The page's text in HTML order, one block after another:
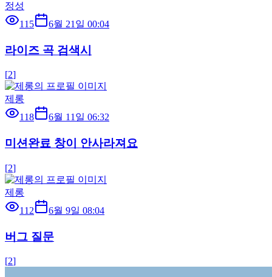
정성
115
6월 21일 00:04
라이즈 곡 검색시
[2]
제롱
118
6월 11일 06:32
미션완료 창이 안사라져요
[2]
제롱
112
6월 9일 08:04
버그 질문
[2]